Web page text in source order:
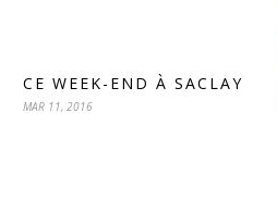
CE WEEK-END À SACLAY
MAR 11, 2016